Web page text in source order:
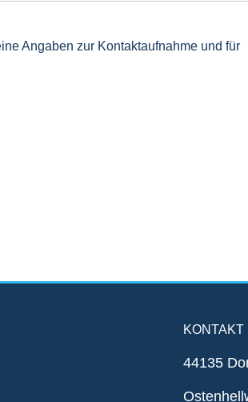
Angaben zur Kontaktaufnahme und für
44135